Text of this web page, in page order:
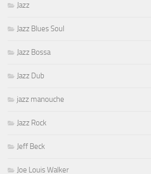
Jazz
Jazz Blues Soul
Jazz Bossa
Jazz Dub
jazz manouche
Jazz Rock
Jeff Beck
Joe Louis Walker